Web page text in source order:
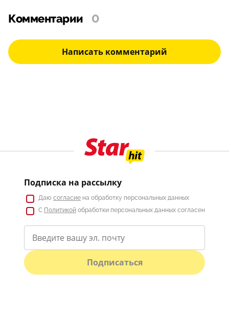
Комментарии 0
Написать комментарий
Подписка на рассылку
Даю согласие на обработку персональных данных
С Политикой обработки персональных данных согласен
Подписаться